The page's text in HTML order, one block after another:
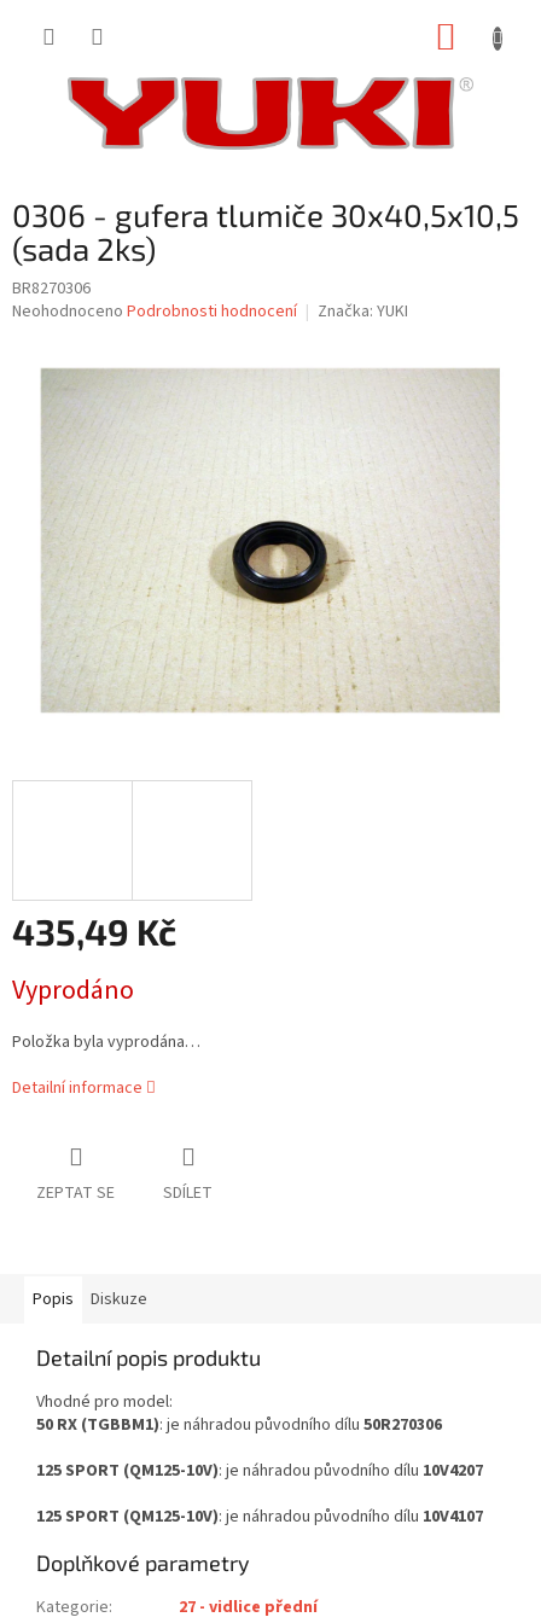
0306 - gufera tlumiče 30x40,5x10,5
(sada 2ks)
BR8270306
Průměrné
hvězdiček.
Neohodnoceno Podrobnosti hodnocení Značka: YUKI
435,49 Kč
cena:
Vyprodáno
Položka byla vyprodána…
Detailní informace
ZEPTAT SE SDÍLET
Popis Diskuze
Detailní popis produktu
Vhodné pro model:
50 RX (TGBBM1): je náhradou původního dílu 50R270306
125 SPORT (QM125-10V): je náhradou původního dílu 10V4207
125 SPORT (QM125-10V): je náhradou původního dílu 10V4107
Doplňkové parametry
Kategorie: 27 - vidlice přední